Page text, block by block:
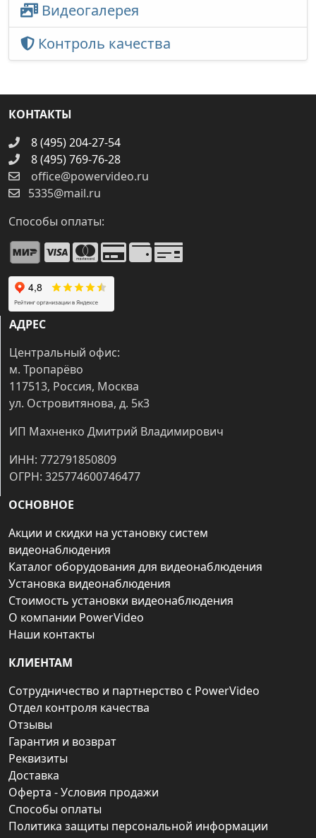
Видеогалерея
Контроль качества
КОНТАКТЫ
8 (495) 204-27-54
8 (495) 769-76-28
office@powervideo.ru
5335@mail.ru
Способы оплаты:
АДРЕС
Центральный офис:
м. Тропарёво
117513, Россия, Москва
ул. Островитянова, д. 5к3
ИП Махненко Дмитрий Владимирович
ИНН: 772791850809
ОГРН: 325774600746477
ОСНОВНОЕ
Акции и скидки на установку систем
видеонаблюдения
Каталог оборудования для видеонаблюдения
Установка видеонаблюдения
Стоимость установки видеонаблюдения
О компании PowerVideo
Наши контакты
КЛИЕНТАМ
Сотрудничество и партнерство с PowerVideo
Отдел контроля качества
Отзывы
Гарантия и возврат
Реквизиты
Доставка
Оферта - Условия продажи
Способы оплаты
Политика защиты персональной информации